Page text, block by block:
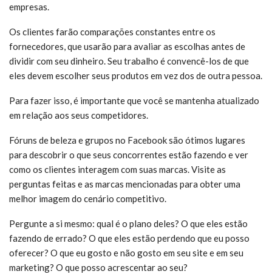
empresas.
Os clientes farão comparações constantes entre os
fornecedores, que usarão para avaliar as escolhas antes de
dividir com seu dinheiro. Seu trabalho é convencê-los de que
eles devem escolher seus produtos em vez dos de outra pessoa.
Para fazer isso, é importante que você se mantenha atualizado
em relação aos seus competidores.
Fóruns de beleza e grupos no Facebook são ótimos lugares
para descobrir o que seus concorrentes estão fazendo e ver
como os clientes interagem com suas marcas. Visite as
perguntas feitas e as marcas mencionadas para obter uma
melhor imagem do cenário competitivo.
Pergunte a si mesmo: qual é o plano deles? O que eles estão
fazendo de errado? O que eles estão perdendo que eu posso
oferecer? O que eu gosto e não gosto em seu site e em seu
marketing? O que posso acrescentar ao seu?